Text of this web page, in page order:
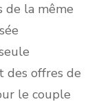
de la même
des offres de
le couple